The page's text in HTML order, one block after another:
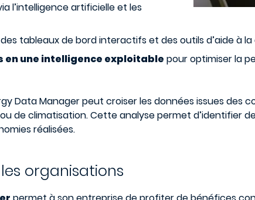
l’intelligence artificielle et les
tableaux de bord interactifs et des outils d’aide à la
une intelligence exploitable pour optimiser la
Data Manager peut croiser les données issues des
de climatisation. Cette analyse permet d’identifier
réalisées.
organisations